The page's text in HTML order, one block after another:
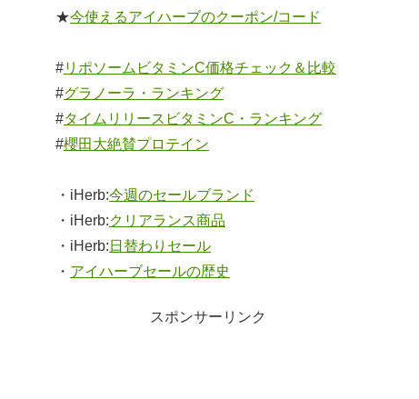
★今使えるアイハーブのクーポン/コード
#リポソームビタミンC価格チェック＆比較
#グラノーラ・ランキング
#タイムリリースビタミンC・ランキング
#櫻田大絶賛プロテイン
・iHerb:今週のセールブランド
・iHerb:クリアランス商品
・iHerb: 日替わりセール
・ アイハーブセールの歴史
スポンサーリンク